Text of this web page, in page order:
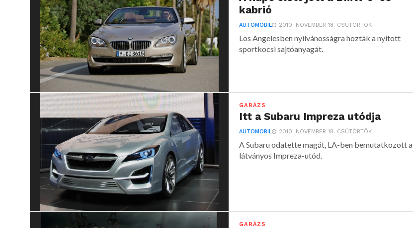
kabrió
AUTOMOBIL 2010. NOVEMBER 18. CSÜTÖRTÖK
Los Angelesben nyilvánosságra hozták a nyitott
sportkocsi sajtóanyagát.
GARÁZS
Itt a Subaru Impreza utódja
AUTOMOBIL 2010. NOVEMBER 18. CSÜTÖRTÖK
A Subaru odatette magát, LA-ben bemutatkozott a
látványos Impreza-utód.
GARÁZS